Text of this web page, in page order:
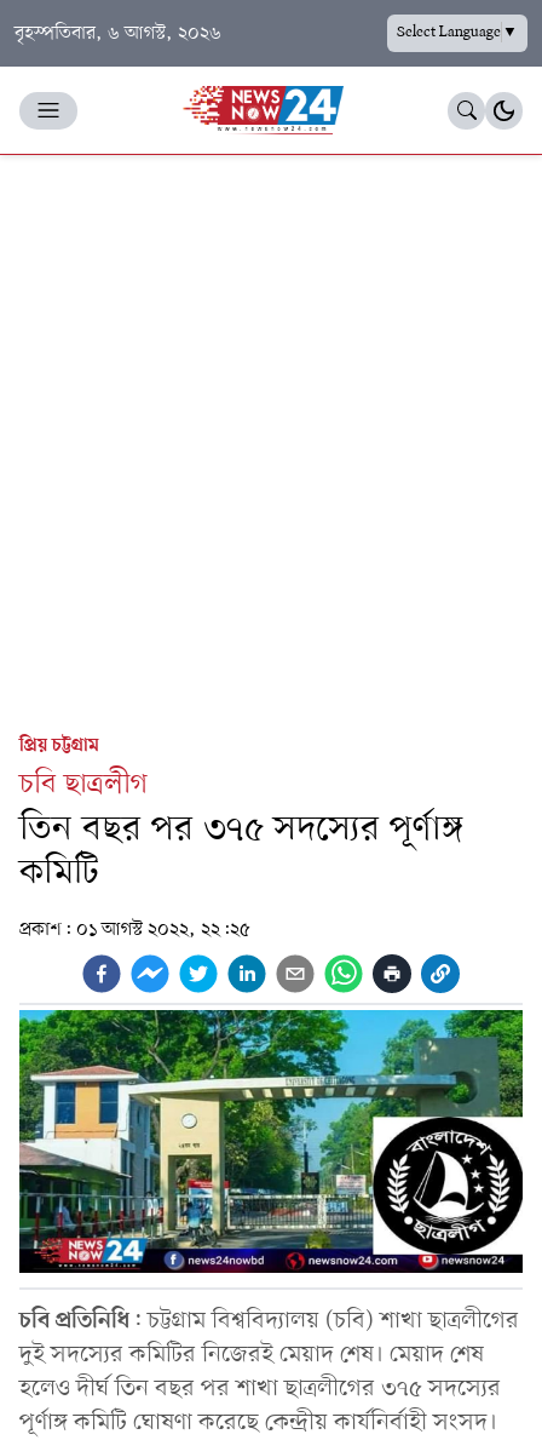
বৃহস্পতিবার, ৬ আগস্ট, ২০২৬ Select Language▼
প্রিয় চট্টগ্রাম
চবি ছাত্রলীগ
তিন বছর পর ৩৭৫ সদস্যের পূর্ণাঙ্গ
কমিটি
প্রকাশ: ০১ আগস্ট ২০২২, ২২:২৫
চবিপ্রতিনিধি : চট্টগ্রাম বিশ্ববিদ্যালয় (চবি) শাখা ছাত্রলীগের
দুই সদস্যের কমিটির নিজেরই মেয়াদ শেষ। মেয়াদ শেষ
হলেও দীর্ঘ তিন বছর পর শাখা ছাত্রলীগের ৩৭৫ সদস্যের
পূর্ণাঙ্গ কমিটি ঘোষণা করেছে কেন্দ্রীয় কার্যনির্বাহী সংসদ।